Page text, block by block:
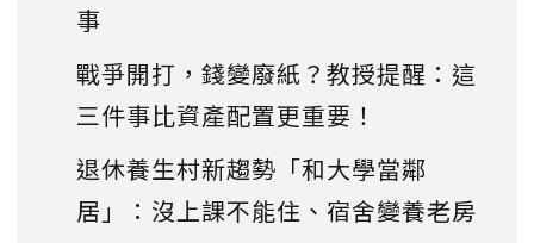
事
戰爭開打，錢變廢紙？教授提醒：這
三件事比資產配置更重要！
退休養生村新趨勢「和大學當鄰
居」：沒上課不能住、宿舍變養老房